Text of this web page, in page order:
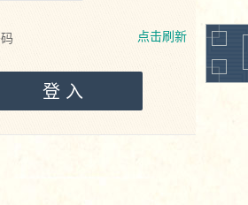
点击刷新
登 入